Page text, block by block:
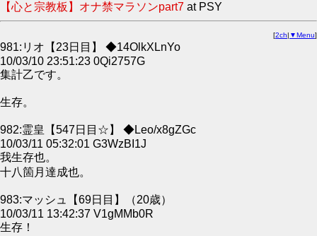
【心と宗教板】オナ禁マラソンpart7 at PSY
[2ch| ▼Menu]
981:リオ【23日目】 ◆14OlkXLnYo
10/03/10 23:51:23 0Qi2757G
集計乙です。
生存。
982:霊皇【547日目☆】 ◆Leo/x8gZGc
10/03/11 05:32:01 G3WzBI1J
我生存也。
十八箇月達成也。
983:マッシュ【69日目】（20歳）
10/03/11 13:42:37 V1gMMb0R
生存！